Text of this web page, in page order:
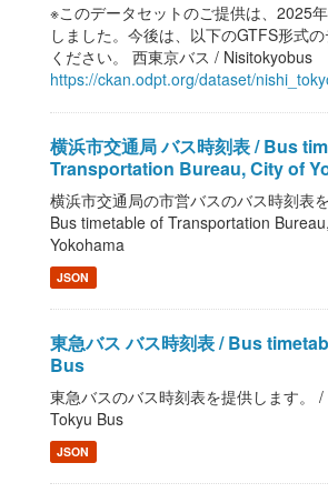
※このデータセットのご提供は、2025
しました。今後は、以下のGTFS形式
ください。 西東京バス / Nisitokyobus
https://ckan.odpt.org/dataset/
横浜市交通局 バス時刻表 / Bus
Transportation Bureau, City of
横浜市交通局の市営バスのバス時刻表
Bus timetable of Transportation
Yokohama
JSON
東急バス バス時刻表 / Bus
Bus
東急バスのバス時刻表を提供します。
Tokyu Bus
JSON